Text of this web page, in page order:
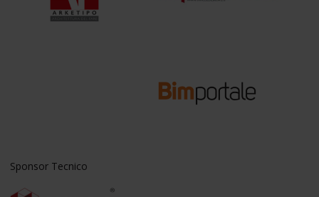
Sponsor Tecnico